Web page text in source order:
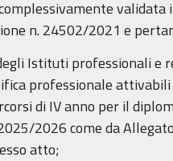
validata
n. 24502/2021 e
Istituti professionali e
professionale attivabili
di IV anno per il
2026 come da
atto;